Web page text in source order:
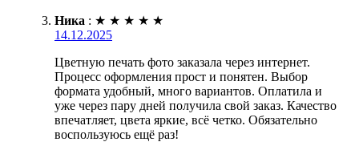
Ника : ★ ★ ★ ★ ★
14.12.2025
Цветную печать фото заказала через интернет.
Процесс оформления прост и понятен. Выбор
формата удобный, много вариантов. Оплатила и
уже через пару дней получила свой заказ. Качество
впечатляет, цвета яркие, всё четко. Обязательно
воспользуюсь ещё раз!